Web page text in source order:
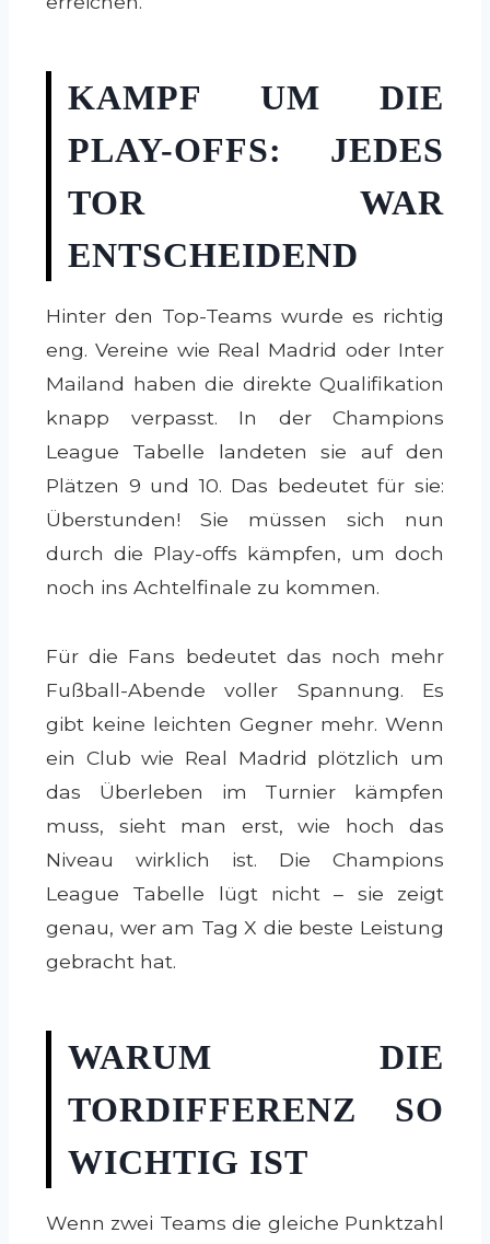
KAMPF UM DIE
PLAY-OFFS: JEDES
TOR WAR
ENTSCHEIDEND
Hinter den Top-Teams wurde es richtig
eng. Vereine wie Real Madrid oder Inter
Mailand haben die direkte Qualifikation
knapp verpasst. In der Champions
League Tabelle landeten sie auf den
Plätzen 9 und 10. Das bedeutet für sie:
Überstunden! Sie müssen sich nun
durch die Play-offs kämpfen, um doch
noch ins Achtelfinale zu kommen.
Für die Fans bedeutet das noch mehr
Fußball-Abende voller Spannung. Es
gibt keine leichten Gegner mehr. Wenn
ein Club wie Real Madrid plötzlich um
das Überleben im Turnier kämpfen
muss, sieht man erst, wie hoch das
Niveau wirklich ist. Die Champions
League Tabelle lügt nicht – sie zeigt
genau, wer am Tag X die beste Leistung
gebracht hat.
WARUM DIE
TORDIFFERENZ SO
WICHTIG IST
Wenn zwei Teams die gleiche Punktzahl